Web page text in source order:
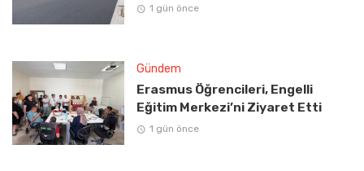
1 gün önce
Gündem
Erasmus Öğrencileri, Engelli
Eğitim Merkezi’ni Ziyaret Etti
1 gün önce